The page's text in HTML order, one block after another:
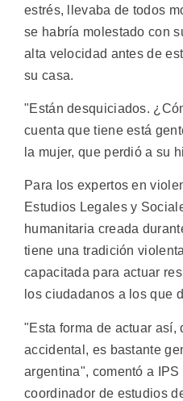
estrés, llevaba de todos
se habría molestado con
alta velocidad antes de
su casa.
"Están desquiciados.
cuenta que tiene está
la mujer, que perdió a su
Para los expertos en
Estudios Legales y
humanitaria creada
tiene una tradición
capacitada para actuar
los ciudadanos a los que
"Esta forma de actuar así,
accidental, es bastante
argentina", comentó a
coordinador de estudios